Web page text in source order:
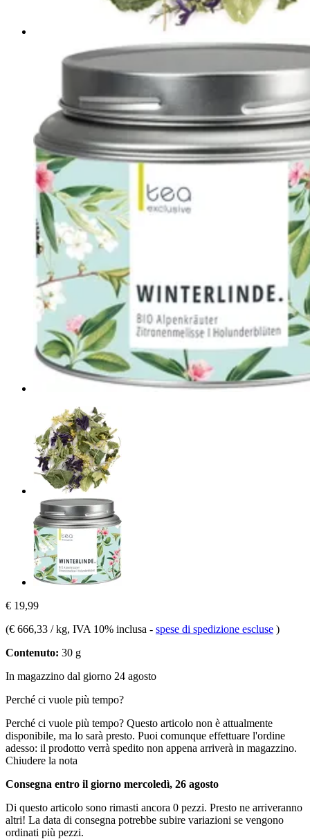
€ 19,99
(€ 666,33 / kg, IVA 10% inclusa - spese di spedizione escluse )
Contenuto: 30 g
In magazzino dal giorno 24 agosto
Perché ci vuole più tempo?
Perché ci vuole più tempo? Questo articolo non è attualmente
disponibile, ma lo sarà presto. Puoi comunque effettuare l'ordine
adesso: il prodotto verrà spedito non appena arriverà in magazzino.
Chiudere la nota
Consegna entro il giorno mercoledì, 26 agosto
Di questo articolo sono rimasti ancora 0 pezzi. Presto ne arriveranno
altri! La data di consegna potrebbe subire variazioni se vengono
ordinati più pezzi.